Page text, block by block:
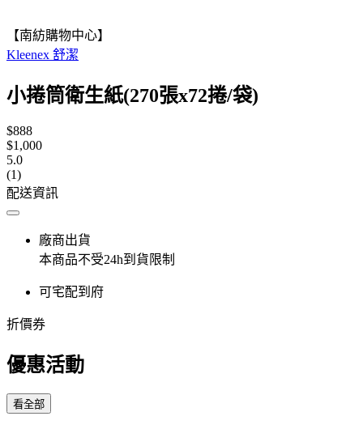
【南紡購物中心】
Kleenex 舒潔
小捲筒衛生紙(270張x72捲/袋)
$888
$1,000
5.0
(1)
配送資訊
廠商出貨
本商品不受24h到貨限制
可宅配到府
折價券
優惠活動
看全部